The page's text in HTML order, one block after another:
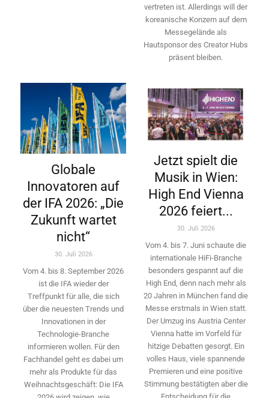
vertreten ist. Allerdings will ­der
koreanische Konzern auf dem
Messegelände als
Hautsponsor des Creator Hubs
präsent bleiben.
Globale
Innovatoren auf
der IFA 2026: „Die
Zukunft wartet
nicht“
30. Juli 2026
Vom 4. bis 8. September 2026
ist die IFA wieder der
Treffpunkt für alle, die sich
über die neuesten Trends und
Innovationen in der
Technologie-­Branche
informieren wollen. Für den
Fachhandel geht es dabei um
mehr als Produkte für das
Weihnachtsgeschäft: Die IFA
Jetzt spielt die
Musik in Wien:
High End Vienna
2026 feiert...
30. Juli 2026
Vom 4. bis 7. Juni schaute die
internationale HiFi-Branche
besonders gespannt auf die
High End, denn nach mehr als
20 Jahren in München fand die
Messe erstmals in Wien statt.
Der Umzug ins Austria Center
Vienna hatte im Vorfeld für
hitzige Debatten gesorgt. Ein
volles Haus, viele spannende
Premieren und eine positive
Stimmung bestätigten aber die